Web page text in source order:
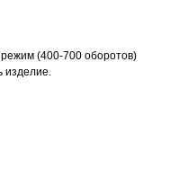
(400-700 оборотов)
изделие.